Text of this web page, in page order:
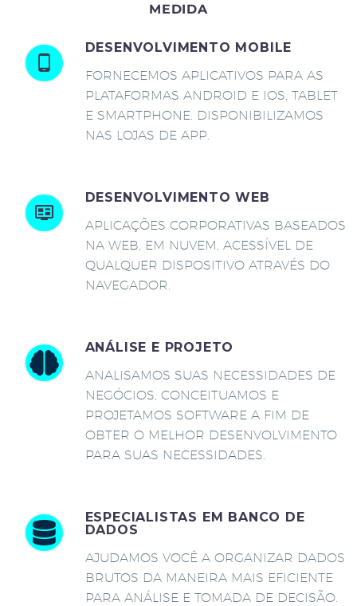
MEDIDA
DESENVOLVIMENTO MOBILE
FORNECEMOS APLICATIVOS PARA AS
PLATAFORMAS ANDROID E IOS, TABLET
E SMARTPHONE. DISPONIBILIZAMOS
NAS LOJAS DE APP.
DESENVOLVIMENTO WEB
APLICAÇÕES CORPORATIVAS BASEADOS
NA WEB, EM NUVEM, ACESSÍVEL DE
QUALQUER DISPOSITIVO ATRAVÉS DO
NAVEGADOR.
ANÁLISE E PROJETO
ANALISAMOS SUAS NECESSIDADES DE
NEGÓCIOS, CONCEITUAMOS E
PROJETAMOS SOFTWARE A FIM DE
OBTER O MELHOR DESENVOLVIMENTO
PARA SUAS NECESSIDADES.
ESPECIALISTAS EM BANCO DE
DADOS
AJUDAMOS VOCÊ A ORGANIZAR DADOS
BRUTOS DA MANEIRA MAIS EFICIENTE
PARA ANÁLISE E TOMADA DE DECISÃO.